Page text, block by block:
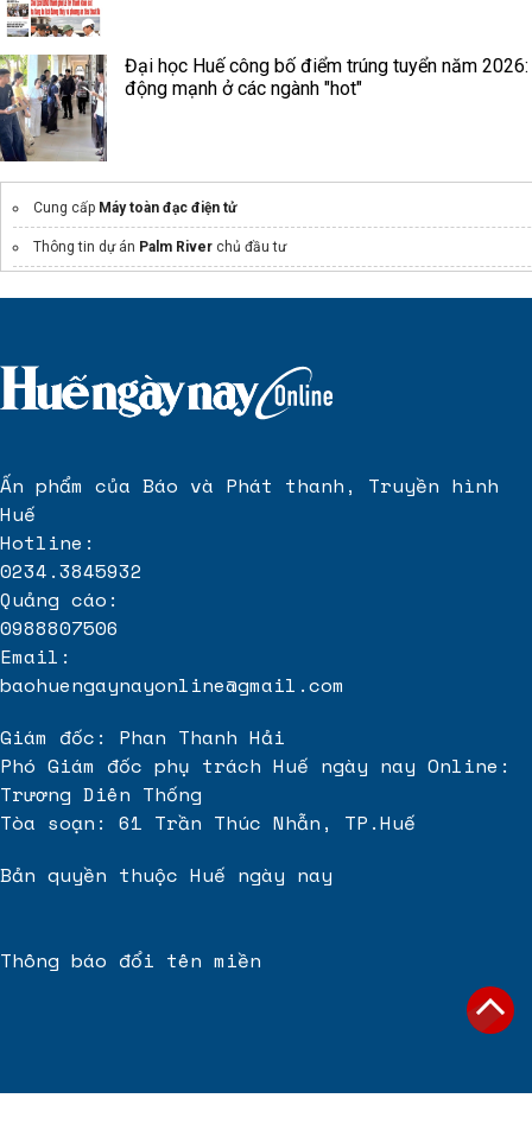
Đại học Huế công bố điểm trúng tuyển năm 2026:
động mạnh ở các ngành "hot"
Cung cấp Máy toàn đạc điện tử
Thông tin dự án Palm River chủ đầu tư
Sun Group Đà Nẵng
Giá BánRivea HanoiHoàng Mai
Ấn phẩm của Báo và Phát thanh, Truyền hình
Huế
Hotline:
0234.3845932
Quảng cáo:
0988807506
Email:
baohuengaynayonline@gmail.com
Giám đốc: Phan Thanh Hải
Phó Giám đốc phụ trách Huế ngày nay Online:
Trương Diên Thống
Tòa soạn: 61 Trần Thúc Nhẫn, TP.Huế
Bản quyền thuộc Huế ngày nay
Thông báo đổi tên miền